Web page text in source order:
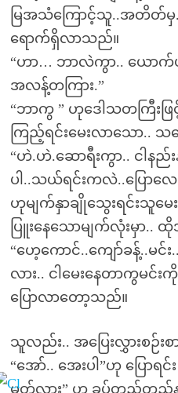
မြအသံကြောင့်သူ..အတိတ်
ရောက်ရှိလာသည်။
“ဟာ… ဘာလဲကွာ.. ယောက်
အလန့်တကြား.”
“ဘာကွ ” ဟုဒေါသတကြီးဖ
ကြည့်ရင်းမေးလာသော..
“ဟဲ.ဟဲ.ဆောရီးကွာ.. ငါန
ပါ..သယ်ရင်းကလဲ..ပြောလေ
ဟုမျက်နှာချိုသွေးရင်းသူ
ပြူးနေသောမျက်လုံးမှာ..
“ဟေ့ကောင်..ကျော်ခန့်..မင်း
လား.. ငါမေးနေတာကွမင်း
ပြောလာတော့သည်။
သူလည်း.. အပြေးလွှားစဉ်းစ
“အော်.. အေးပါ”ဟု ပြောရင်
မှတ်လား” ဟု ခပ်တည်တည်